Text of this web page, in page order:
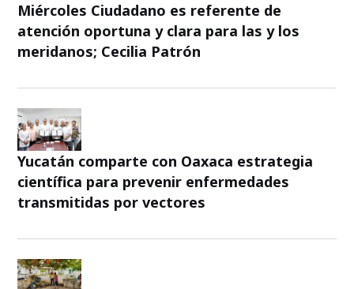
Miércoles Ciudadano es referente de
atención oportuna y clara para las y los
meridanos; Cecilia Patrón
Yucatán comparte con Oaxaca estrategia
científica para prevenir enfermedades
transmitidas por vectores